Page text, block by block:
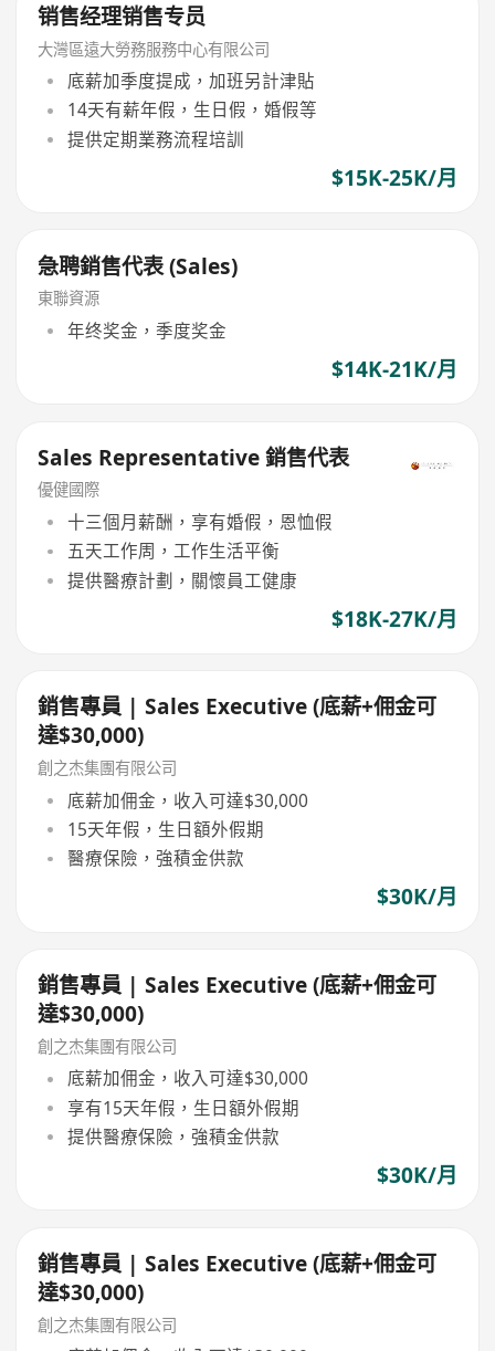
销售经理销售专员
大灣區遠大勞務服務中心有限公司
底薪加季度提成，加班另計津貼
14天有薪年假，生日假，婚假等
提供定期業務流程培訓
$15K-25K/月
急聘銷售代表 (Sales)
東聯資源
年终奖金，季度奖金
$14K-21K/月
Sales Representative 銷售代表
優健國際
十三個月薪酬，享有婚假，恩恤假
五天工作周，工作生活平衡
提供醫療計劃，關懷員工健康
$18K-27K/月
銷售專員 | Sales Executive (底薪+佣金可
達$30,000)
創之杰集團有限公司
底薪加佣金，收入可達$30,000
15天年假，生日額外假期
醫療保險，強積金供款
$30K/月
銷售專員 | Sales Executive (底薪+佣金可
達$30,000)
創之杰集團有限公司
底薪加佣金，收入可達$30,000
享有15天年假，生日額外假期
提供醫療保險，強積金供款
$30K/月
銷售專員 | Sales Executive (底薪+佣金可
達$30,000)
創之杰集團有限公司